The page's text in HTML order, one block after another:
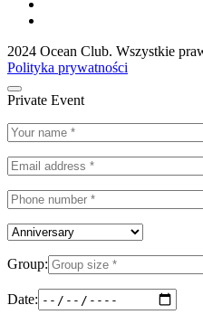
2024 Ocean Club. Wszystkie
Polityka prywatności
Private Event
Group:
Date: